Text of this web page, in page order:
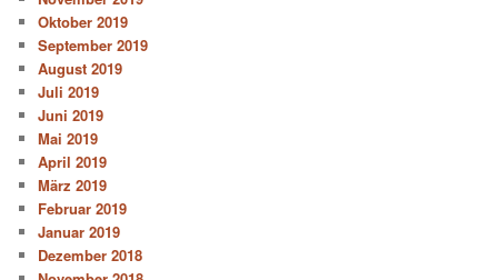
Oktober 2019
September 2019
August 2019
Juli 2019
Juni 2019
Mai 2019
April 2019
März 2019
Februar 2019
Januar 2019
Dezember 2018